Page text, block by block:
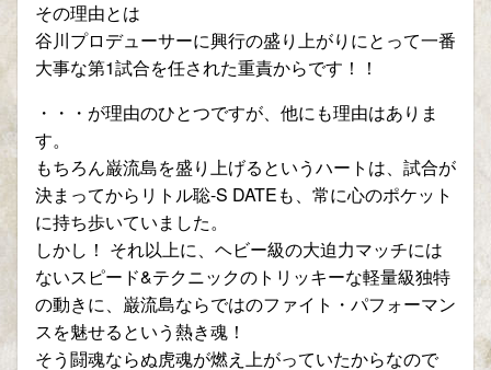
その理由とは
谷川プロデューサーに興行の盛り上がりにとって一番
大事な第1試合を任された重責からです！！
・・・が理由のひとつですが、他にも理由はありま
す。
もちろん巌流島を盛り上げるというハートは、試合が
決まってからリトル聡-S DATEも、常に心のポケット
に持ち歩いていました。
しかし！ それ以上に、ヘビー級の大迫力マッチには
ないスピード&テクニックのトリッキーな軽量級独特
の動きに、巌流島ならではのファイト・パフォーマン
スを魅せるという熱き魂！
そう闘魂ならぬ虎魂が燃え上がっていたからなので